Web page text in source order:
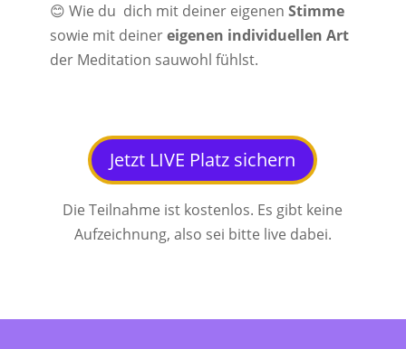
😊 Wie du dich mit deiner eigenen Stimme
sowie mit deinereigenen individuellen Art
der Meditation sauwohl fühlst.
Jetzt LIVE Platz sichern
Die Teilnahme ist kostenlos. Es gibt keine
Aufzeichnung, also sei bitte live dabei.